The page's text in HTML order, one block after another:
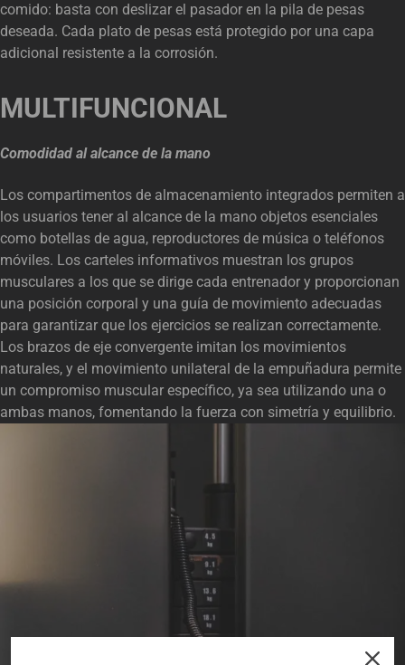
comido: basta con deslizar el pasador en la pila de pesas
deseada. Cada plato de pesas está protegido por una capa
adicional resistente a la corrosión.
MULTIFUNCIONAL
Comodidad al alcance de la mano
Los compartimentos de almacenamiento integrados permiten a
los usuarios tener al alcance de la mano objetos esenciales
como botellas de agua, reproductores de música o teléfonos
móviles. Los carteles informativos muestran los grupos
musculares a los que se dirige cada entrenador y proporcionan
una posición corporal y una guía de movimiento adecuadas
para garantizar que los ejercicios se realizan correctamente.
Los brazos de eje convergente imitan los movimientos
naturales, y el movimiento unilateral de la empuñadura permite
un compromiso muscular específico, ya sea utilizando una o
ambas manos, fomentando la fuerza con simetría y equilibrio.